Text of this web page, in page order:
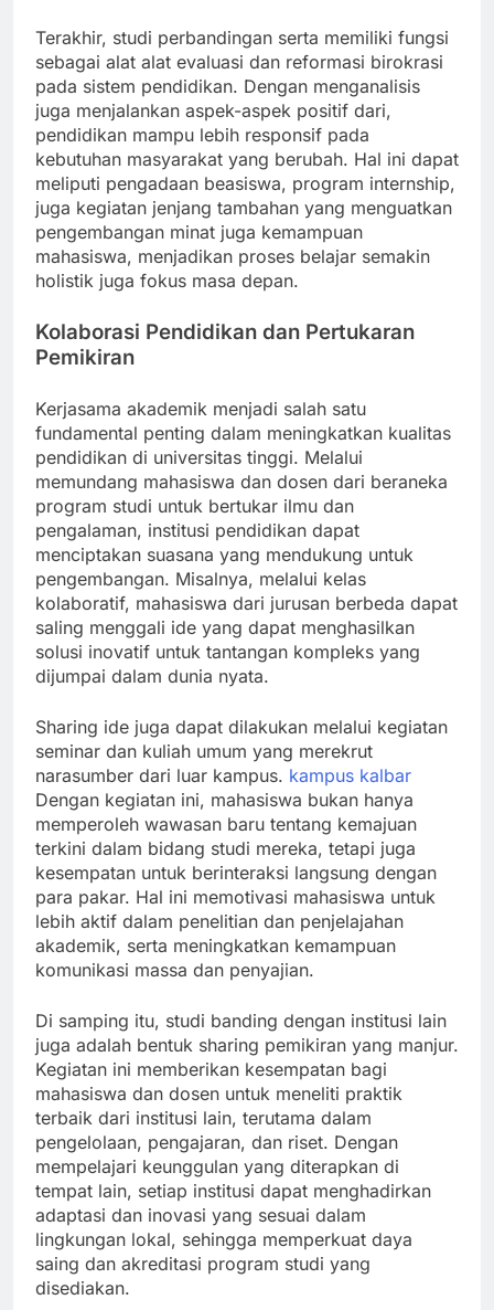
Terakhir, studi perbandingan serta memiliki fungsi
sebagai alat alat evaluasi dan reformasi birokrasi
pada sistem pendidikan. Dengan menganalisis
juga menjalankan aspek-aspek positif dari,
pendidikan mampu lebih responsif pada
kebutuhan masyarakat yang berubah. Hal ini dapat
meliputi pengadaan beasiswa, program internship,
juga kegiatan jenjang tambahan yang menguatkan
pengembangan minat juga kemampuan
mahasiswa, menjadikan proses belajar semakin
holistik juga fokus masa depan.
Kolaborasi Pendidikan dan Pertukaran
Pemikiran
Kerjasama akademik menjadi salah satu
fundamental penting dalam meningkatkan kualitas
pendidikan di universitas tinggi. Melalui
memundang mahasiswa dan dosen dari beraneka
program studi untuk bertukar ilmu dan
pengalaman, institusi pendidikan dapat
menciptakan suasana yang mendukung untuk
pengembangan. Misalnya, melalui kelas
kolaboratif, mahasiswa dari jurusan berbeda dapat
saling menggali ide yang dapat menghasilkan
solusi inovatif untuk tantangan kompleks yang
dijumpai dalam dunia nyata.
Sharing ide juga dapat dilakukan melalui kegiatan
seminar dan kuliah umum yang merekrut
narasumber dari luar kampus. kampus kalbar
Dengan kegiatan ini, mahasiswa bukan hanya
memperoleh wawasan baru tentang kemajuan
terkini dalam bidang studi mereka, tetapi juga
kesempatan untuk berinteraksi langsung dengan
para pakar. Hal ini memotivasi mahasiswa untuk
lebih aktif dalam penelitian dan penjelajahan
akademik, serta meningkatkan kemampuan
komunikasi massa dan penyajian.
Di samping itu, studi banding dengan institusi lain
juga adalah bentuk sharing pemikiran yang manjur.
Kegiatan ini memberikan kesempatan bagi
mahasiswa dan dosen untuk meneliti praktik
terbaik dari institusi lain, terutama dalam
pengelolaan, pengajaran, dan riset. Dengan
mempelajari keunggulan yang diterapkan di
tempat lain, setiap institusi dapat menghadirkan
adaptasi dan inovasi yang sesuai dalam
lingkungan lokal, sehingga memperkuat daya
saing dan akreditasi program studi yang
disediakan.